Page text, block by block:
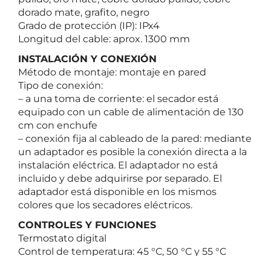
dorado mate, grafito, negro
Grado de protección (IP): IPx4
Longitud del cable: aprox. 1300 mm
INSTALACIÓN Y CONEXIÓN
Método de montaje: montaje en pared
Tipo de conexión:
– a una toma de corriente: el secador está
equipado con un cable de alimentación de 130
cm con enchufe
– conexión fija al cableado de la pared: mediante
un adaptador es posible la conexión directa a la
instalación eléctrica. El adaptador no está
incluido y debe adquirirse por separado. El
adaptador está disponible en los mismos
colores que los secadores eléctricos.
CONTROLES Y FUNCIONES
Termostato digital
Control de temperatura: 45 °C, 50 °C y 55 °C